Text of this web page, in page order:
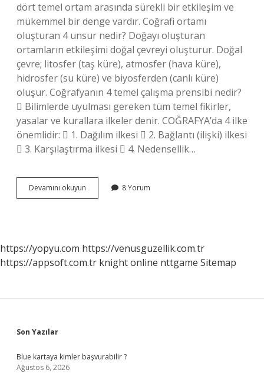
dört temel ortam arasında sürekli bir etkileşim ve
mükemmel bir denge vardır. Coğrafi ortamı
oluşturan 4 unsur nedir? Doğayı oluşturan
ortamların etkileşimi doğal çevreyi oluşturur. Doğal
çevre; litosfer (taş küre), atmosfer (hava küre),
hidrosfer (su küre) ve biyosferden (canlı küre)
oluşur. Coğrafyanın 4 temel çalışma prensibi nedir?
 Bilimlerde uyulması gereken tüm temel fikirler,
yasalar ve kurallara ilkeler denir. COĞRAFYA’da 4 ilke
önemlidir:  1. Dağılım ilkesi  2. Bağlantı (ilişki) ilkesi
 3. Karşılaştırma ilkesi  4. Nedensellik…
Devamını okuyun Coğrafya
4
8 Yorum
https://yopyu.com https://venusguzellik.com.tr
https://appsoft.com.tr knight online nttgame Sitemap
Sidebar
Son Yazılar
Blue kartaya kimler başvurabilir ?
Ağustos 6, 2026